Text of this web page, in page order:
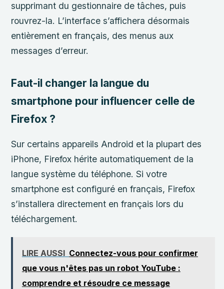
supprimant du gestionnaire de tâches, puis
rouvrez-la. L’interface s’affichera désormais
entièrement en français, des menus aux
messages d’erreur.
Faut-il changer la langue du
smartphone pour influencer celle de
Firefox ?
Sur certains appareils Android et la plupart des
iPhone, Firefox hérite automatiquement de la
langue système du téléphone. Si votre
smartphone est configuré en français, Firefox
s’installera directement en français lors du
téléchargement.
LIRE AUSSI Connectez-vous pour confirmer
que vous n'êtes pas un robot YouTube :
comprendre et résoudre ce message